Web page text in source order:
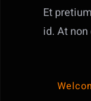
Et
id. At